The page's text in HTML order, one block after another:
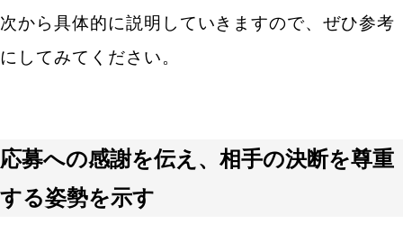
次から具体的に説明していきますので、ぜひ参考
にしてみてください。
応募への感謝を伝え、相手の決断を尊重
する姿勢を示す